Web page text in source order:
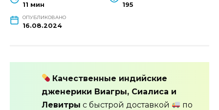
11 мин 195
ОПУБЛИКОВАНО
16.08.2024
Качественные индийские
дженерики Виагры, Сиалиса и
Левитры с быстрой доставкой
по